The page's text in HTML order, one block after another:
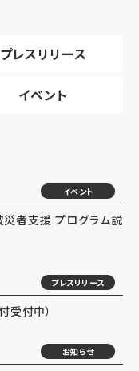
プレスリリース
イベント
イベント
災者支援 プログラム説
プレスリリース
受付中）
お知らせ